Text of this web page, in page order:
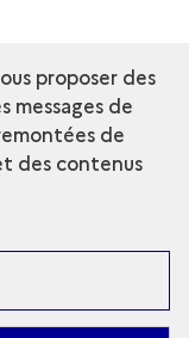
proposer des
messages de
de
des contenus